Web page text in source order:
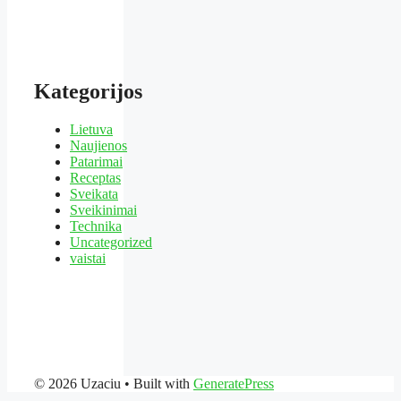
Kategorijos
Lietuva
Naujienos
Patarimai
Receptas
Sveikata
Sveikinimai
Technika
Uncategorized
vaistai
© 2026 Uzaciu • Built with GeneratePress